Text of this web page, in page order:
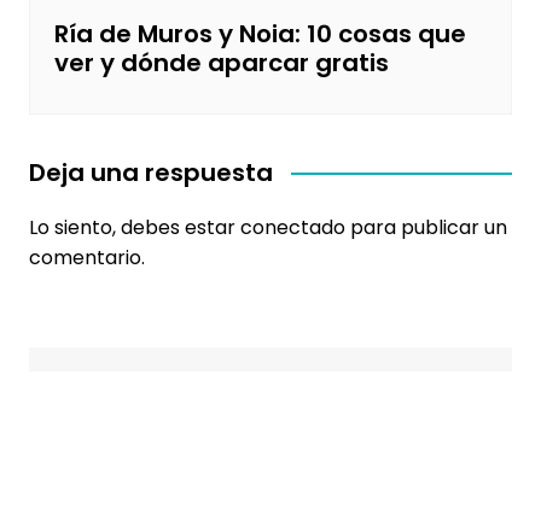
Ría de Muros y Noia: 10 cosas que
ver y dónde aparcar gratis
Deja una respuesta
Lo siento, debes estarconectadopara publicar un
comentario.